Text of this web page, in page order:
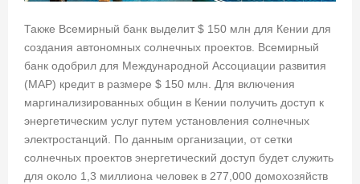
Также Всемирный банк выделит $ 150 млн для Кении для
создания автономных солнечных проектов. Всемирный
банк одобрил для Международной Ассоциации развития
(МАР) кредит в размере $ 150 млн. Для включения
маргинализированных общин в Кении получить доступ к
энергетическим услуг путем установления солнечных
электростанций. По данным организации, от сетки
солнечных проектов энергетический доступ будет служить
для около 1,3 миллиона человек в 277,000 домохозяйств